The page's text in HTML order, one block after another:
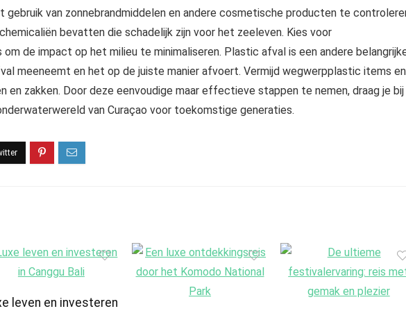
gebruik van zonnebrandmiddelen en andere cosmetische producten te
bevatten die schadelijk zijn voor het zeeleven. Kies voor
de impact op het milieu te minimaliseren. Plastic afval is een andere
meeneemt en het op de juiste manier afvoert. Vermijd wegwerpplastic items en
en zakken. Door deze eenvoudige maar effectieve stappen te nemen, draag je bij
van Curaçao voor toekomstige generaties.
leven en investeren